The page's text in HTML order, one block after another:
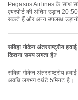
Pegasus Airlines के साथ सबिहा गोकेन अंतरराष्ट्रीय हवाई अड्डा से मोहम्मद वी ईन्टरनेशनल
एयरपोर्ट की अंतिम उड़ान
सकते हैं और अन्य उपलब्ध
सबिहा गोकेन अंतरराष्ट्रीय
कितना समय लगता है?
सबिहा गोकेन अंतरराष्ट्रीय हवाई अड्डा से मोहम्मद वी ईन्टरनेशनल एयरपोर्ट तक की फ्लाइट की
अवधि लगभग 6घंटे 5मिनट है।